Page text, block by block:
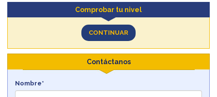
Comprobar tu nivel
CONTINUAR
Contáctanos
Nombre*